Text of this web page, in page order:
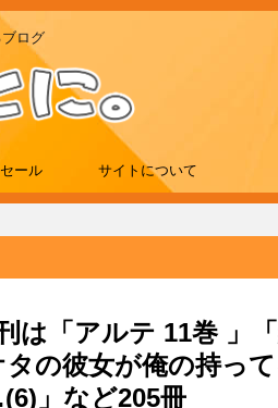
ログ
ール サイトについて
は「アルテ 11巻 」
タの彼女が俺の持っ
」など205冊